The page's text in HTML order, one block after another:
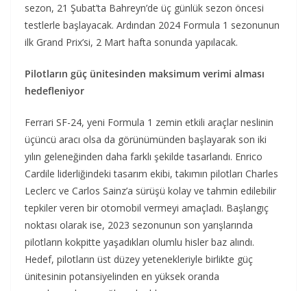
sezon, 21 Şubat’ta Bahreyn’de üç günlük sezon öncesi
testlerle başlayacak. Ardından 2024 Formula 1 sezonunun
ilk Grand Prix’si, 2 Mart hafta sonunda yapılacak.
Pilotların güç ünitesinden maksimum verimi alması
hedefleniyor
Ferrari SF-24, yeni Formula 1 zemin etkili araçlar neslinin
üçüncü aracı olsa da görünümünden başlayarak son iki
yılın geleneğinden daha farklı şekilde tasarlandı. Enrico
Cardile liderliğindeki tasarım ekibi, takımın pilotları Charles
Leclerc ve Carlos Sainz’a sürüşü kolay ve tahmin edilebilir
tepkiler veren bir otomobil vermeyi amaçladı. Başlangıç
noktası olarak ise, 2023 sezonunun son yarışlarında
pilotların kokpitte yaşadıkları olumlu hisler baz alındı.
Hedef, pilotların üst düzey yetenekleriyle birlikte güç
ünitesinin potansiyelinden en yüksek oranda